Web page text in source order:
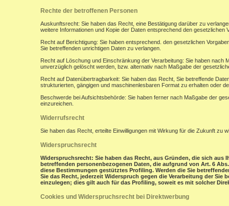
Rechte der betroffenen Personen
Auskunftsrecht: Sie haben das Recht, eine Bestätigung darüber zu
weitere Informationen und Kopie der Daten entsprechend den gesetzlichen
Recht auf Berichtigung: Sie haben entsprechend. den gesetzlichen
Sie betreffenden unrichtigen Daten zu verlangen.
Recht auf Löschung und Einschränkung der Verarbeitung: Sie haben
unverzüglich gelöscht werden, bzw. alternativ nach Maßgabe der
Recht auf Datenübertragbarkeit: Sie haben das Recht, Sie betreffende
strukturierten, gängigen und maschinenlesbaren Format zu erhalten oder
Beschwerde bei Aufsichtsbehörde: Sie haben ferner nach Maßgabe der
einzureichen.
Widerrufsrecht
Sie haben das Recht, erteilte Einwilligungen mit Wirkung für die Zukunft zu
Widerspruchsrecht
Widerspruchsrecht: Sie haben das Recht, aus Gründen, die sich aus
betreffenden personenbezogenen Daten, die aufgrund von Art. 6
diese Bestimmungen gestütztes Profiling. Werden die Sie
Sie das Recht, jederzeit Widerspruch gegen die Verarbeitung der
einzulegen; dies gilt auch für das Profiling, soweit es mit solcher
Cookies und Widerspruchsrecht bei Direktwerbung